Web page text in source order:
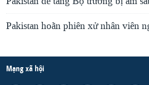
Pakistan hoãn phiên xử nhân viên
Mạng xã hội